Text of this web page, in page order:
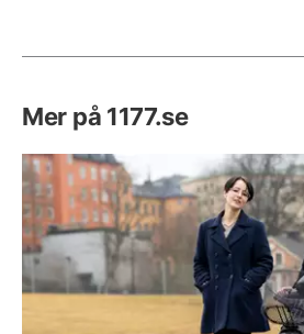
Mer på 1177.se